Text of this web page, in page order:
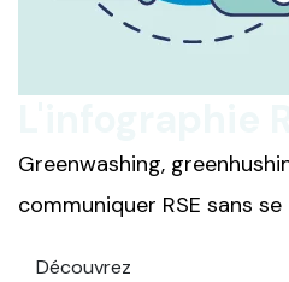
Greenwashing,
communiquer RSE sans
Découvrez